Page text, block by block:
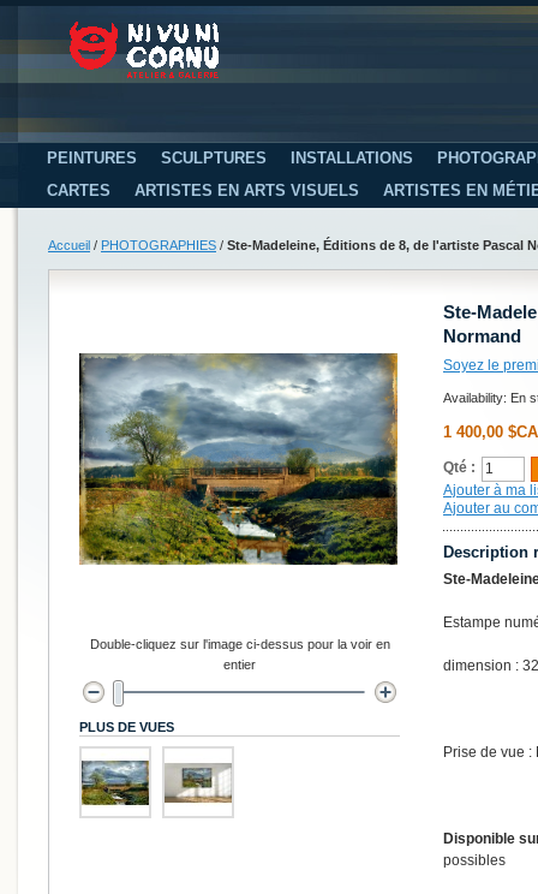
PEINTURES SCULPTURES INSTALLATIONS
CARTES
ARTISTES EN ARTS VISUELS ARTISTES EN
Accueil / PHOTOGRAPHIES / Ste-Madeleine, Éditions de 8, de l'artiste Pascal
Ste-
Normand
Soyez le
Availability: En
1 400,00 $CA
Qté :
Ajouter à ma
Ajouter au
Description
Ste-
Estampe
dimension :
Prise de vue :
Disponible
possibles
Double-cliquez sur l'image ci-dessus pour la voir en
entier
PLUS DE VUES